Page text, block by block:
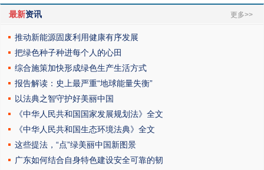
最新资讯 更多>>
推动新能源固废利用健康有序发展
把绿色种子种进每个人的心田
综合施策加快形成绿色生产生活方式
报告解读：史上最严重“地球能量失衡”
以法典之智守护好美丽中国
《中华人民共和国国家发展规划法》全文
《中华人民共和国生态环境法典》全文
这些提法，“点”绿美丽中国新图景
广东如何结合自身特色建设安全可靠的韧